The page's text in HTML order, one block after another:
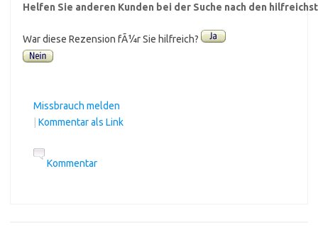
Helfen Sie anderen Kunden bei der Suche nach den
War diese Rezension fÃ¼r Sie hilfreich?
Missbrauch melden
Kommentar als Link
Kommentar